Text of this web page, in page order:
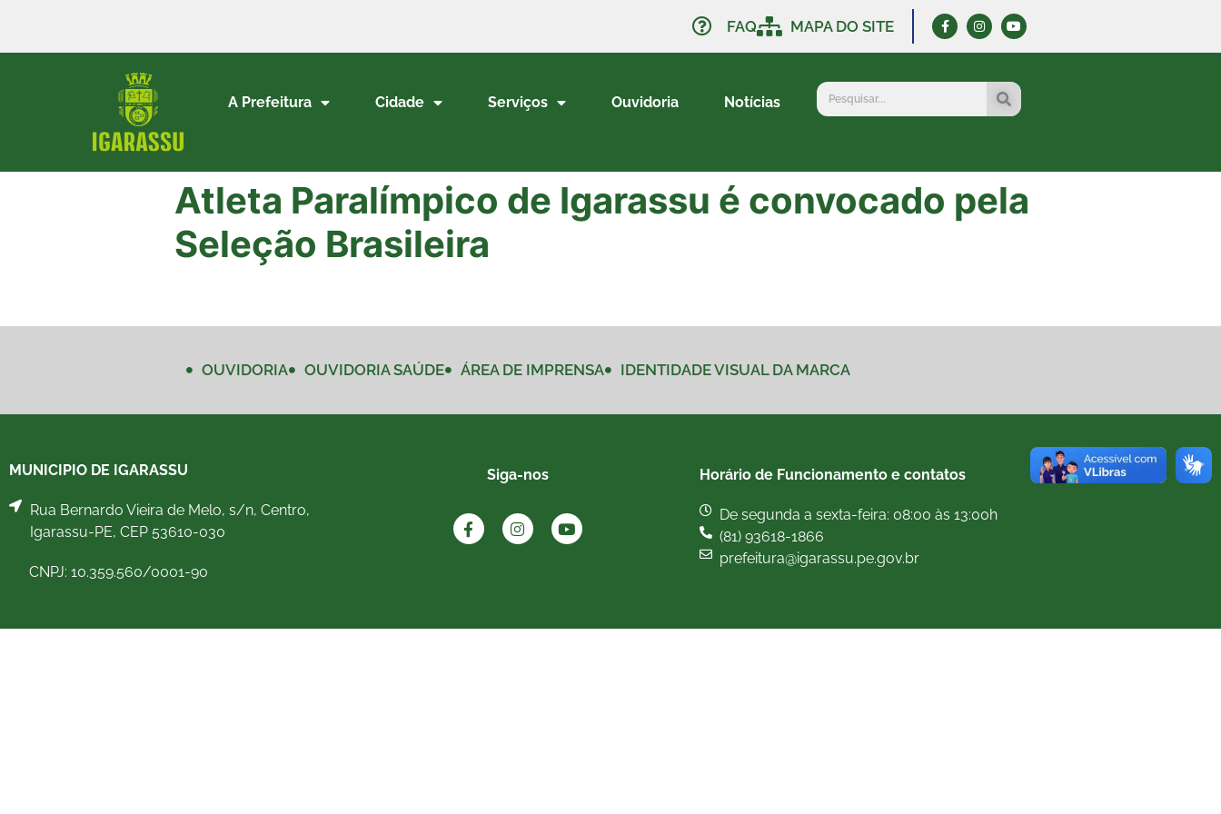
FAQ MAPA DO SITE
A Prefeitura Cidade Serviços Ouvidoria Notícias
Atleta Paralímpico de Igarassu é convocado pela
Seleção Brasileira
OUVIDORIA OUVIDORIA SAÚDE ÁREA DE IMPRENSA IDENTIDADE VISUAL DA MARCA
MUNICIPIO DE IGARASSU
Rua Bernardo Vieira de Melo, s/n, Centro,
Igarassu-PE, CEP 53610-030
CNPJ: 10.359.560/0001-90
Siga-nos Horário de Funcionamento e contatos
De segunda a sexta-feira: 08:00 às 13:00h
(81) 93618-1866
prefeitura@igarassu.pe.gov.br